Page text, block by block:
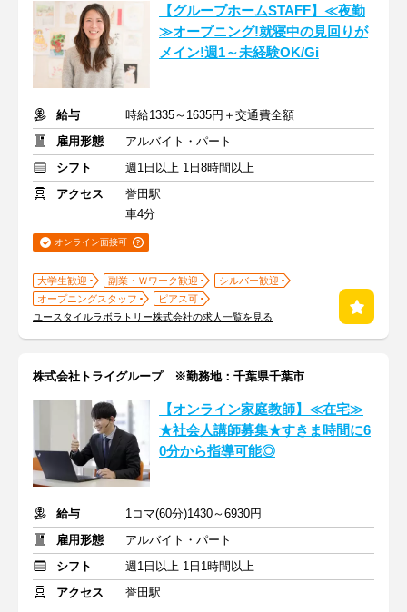
【グループホームSTAFF】≪夜勤
≫オープニング!就寝中の見回りが
メイン!週1～未経験OK/Gi
給与
時給1335～1635円＋交通費全額
雇用形態
アルバイト・パート
シフト
週1日以上 1日8時間以上
アクセス
誉田駅
車4分
オンライン面接可
大学生歓迎 副業・Ｗワーク歓迎
シルバー歓迎
オープニングスタッフ
ピアス可
ユースタイルラボラトリー株式会社の求人一覧を見る
株式会社トライグループ ※勤務地：千葉県千葉市
【オンライン家庭教師】≪在宅≫
★社会人講師募集★すきま時間に6
0分から指導可能◎
給与
1コマ(60分)1430～6930円
雇用形態
アルバイト・パート
シフト
週1日以上 1日1時間以上
アクセス
誉田駅